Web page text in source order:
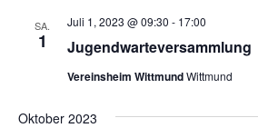
SA.
1 Jugendwarteversammlung
Juli 1, 2023 @ 09:30 - 17:00
Vereinsheim WittmundWittmund
Oktober 2023